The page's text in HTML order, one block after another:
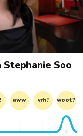
Soo
aww vrh! woot?!